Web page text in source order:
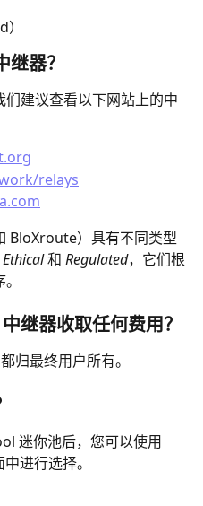
器？
建议查看以下网站上的中
relays
BloXroute）具有不同类型
Ethical 和 Regulated，它们根
继器收取任何费用？
归最终用户所有。
迷你池后，您可以使用
进行选择。